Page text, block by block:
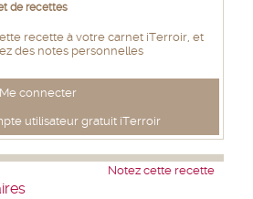
de recettes
recette à votre carnet iTerroir, et
des notes personnelles
Me connecter
utilisateur gratuit iTerroir
Notez cette recette